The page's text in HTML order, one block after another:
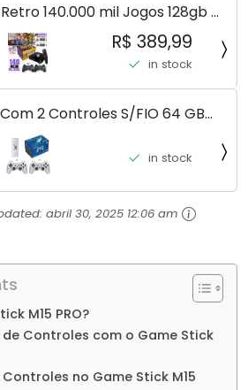
140.000 mil Jogos 128gb 2
Fio Premiun (SEM FIO)
R$ 389,99
in stock
2 Controles S/FIO 64 GB
Nostalgia Venha Conferir!!!
in stock
abril 30, 2025 12:06 am
M15 PRO?
Controles com o Game Stick
no Game Stick M15